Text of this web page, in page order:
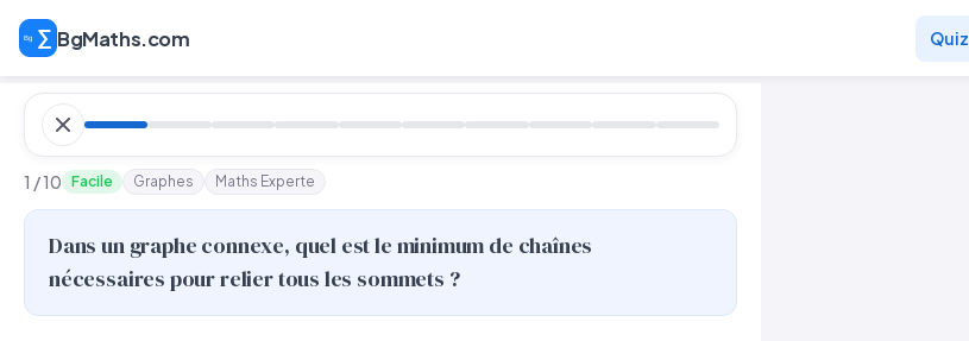
BgMaths.com Quiz
1 / 10 Facile Graphes Maths Experte
Dans un graphe connexe, quel est le minimum de chaînes
nécessaires pour relier tous les sommets ?